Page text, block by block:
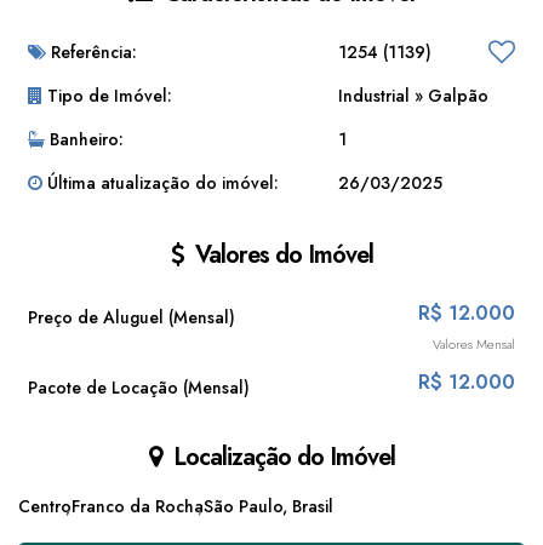
Referência: 1254 (1139)
Tipo de Imóvel:
Industrial » Galpão
Banheiro:
1
Última atualização do imóvel:
26/03/2025
Valores do Imóvel
R$ 12.000
Preço de Aluguel (Mensal)
Valores Mensal
R$ 12.000
Pacote de Locação (Mensal)
Localização do Imóvel
CentroFranco da RochaSão Paulo, Brasil